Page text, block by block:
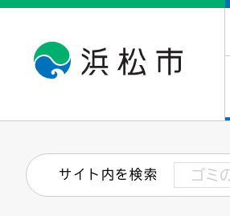
戸籍・住民の手続き
住まい・建築
子育て・青少年・若者
看護専門学校
健康・医療
介護保険
文化・芸術
浜松・浜名湖だいすきネット
産業振興
発注情報(入札・契約)
市の概要
外郭団体
サイト内を検索